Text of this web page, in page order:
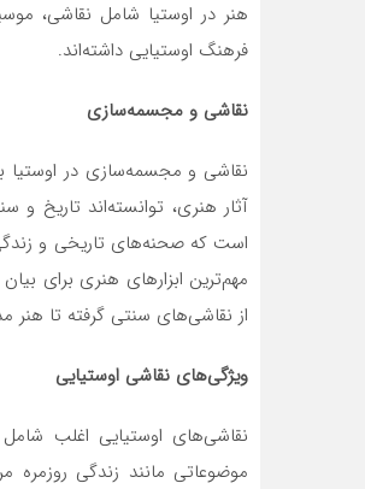
هنر در اوستیا شامل نقاشی،
فرهنگ اوستیایی داشته‌اند.
نقاشی و مجسمه‌سازی
نقاشی و مجسمه‌سازی در اوستیا
آثار هنری، توانسته‌اند تاریخ
است که صحنه‌های تاریخی و زندگی
مهم‌ترین ابزارهای هنری برای
از نقاشی‌های سنتی گرفته تا هنر
ویژگی‌های نقاشی اوستیایی
نقاشی‌های اوستیایی اغلب
موضوعاتی مانند زندگی روزمره